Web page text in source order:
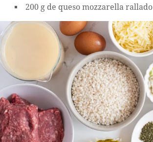
200 g de queso mozzarella rallado